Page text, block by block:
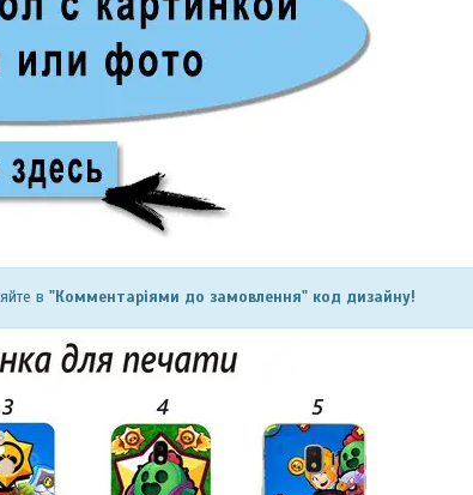
в "Комментаріями до замовлення" код дизайну!